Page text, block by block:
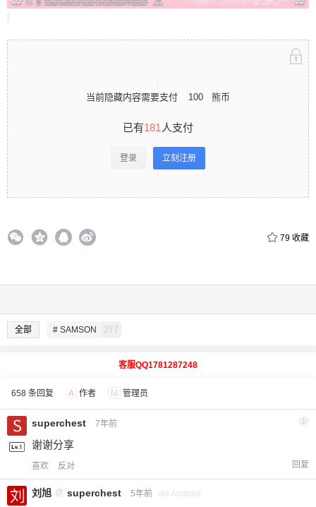
当前隐藏内容需要支付 100 熊币
已有181 人支付
登录 立刻注册
79 收藏
全部 # SAMSON 277
客服QQ1781287248
658 条回复 A 作者 M 管理员
superchest 7年前
谢谢分享
喜欢 反对 回复
刘旭 @ superchest 5年前 via Android